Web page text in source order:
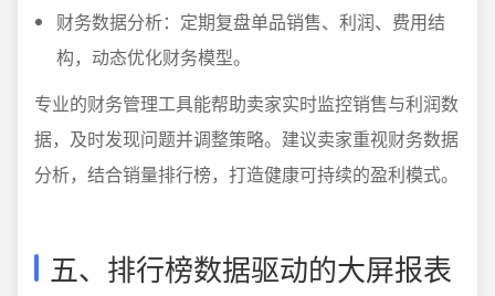
财务数据分析：定期复盘单品销售、利润、费用结
构，动态优化财务模型。
专业的财务管理工具能帮助卖家实时监控销售与利润数
据，及时发现问题并调整策略。建议卖家重视财务数据
分析，结合销量排行榜，打造健康可持续的盈利模式。
五、排行榜数据驱动的大屏报表